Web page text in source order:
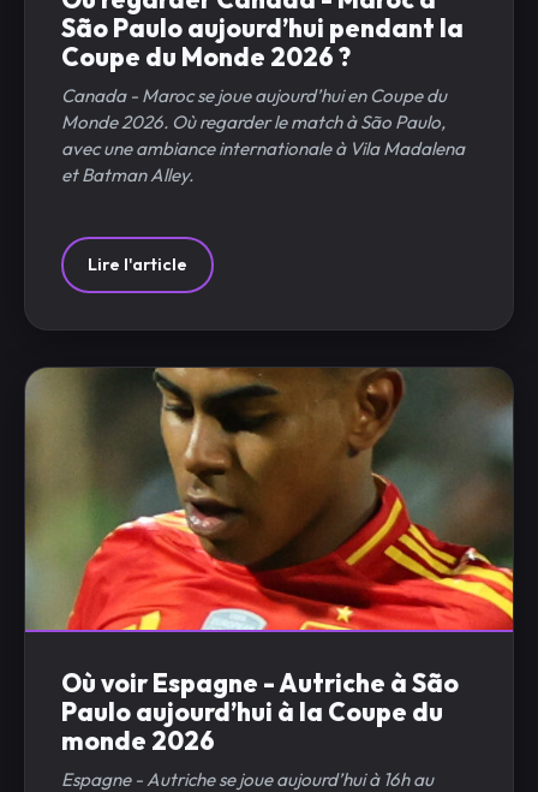
São Paulo aujourd’hui pendant la
Coupe du Monde 2026 ?
Canada - Maroc se joue aujourd’hui en Coupe du
Monde 2026. Où regarder le match à São Paulo,
avec une ambiance internationale à Vila Madalena
et Batman Alley.
Lire l'article
Où voir Espagne - Autriche à São
Paulo aujourd’hui à la Coupe du
monde 2026
Espagne - Autriche se joue aujourd’hui à 16h au